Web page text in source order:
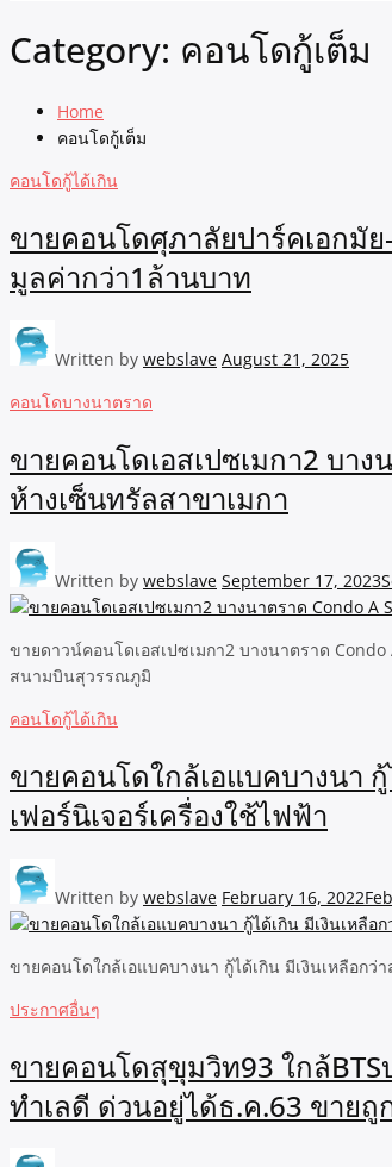
Category: คอนโดกู้เต็ม
Home
คอนโดกู้เต็ม
คอนโดกู้ได้เกิน
ขายคอนโดศุภาลัยปาร์คเอกมั
มูลค่ากว่า1ล้านบาท
Written by webslave August 21, 2025
คอนโดบางนาตราด
ขายคอนโดเอสเปซเมกา2 บาง
ห้างเซ็นทรัลสาขาเมกา
Written by webslave September 17, 2023
ขายดาวน์คอนโดเอสเปซเมกา2 บางนาตราด
สนามบินสุวรรณภูมิ
คอนโดกู้ได้เกิน
ขายคอนโดใกล้เอแบคบางนา
เฟอร์นิเจอร์เครื่องใช้ไฟฟ้า
Written by webslave February 16, 2022
ขายคอนโดใกล้เอแบคบางนา กู้ได้เกิน มีเงินเหลือกว่
ประกาศอื่นๆ
ขายคอนโดสุขุมวิท93 ใกล้BTS
ทำเลดี ด่วนอยู่ได้ธ.ค.63 ขายถู